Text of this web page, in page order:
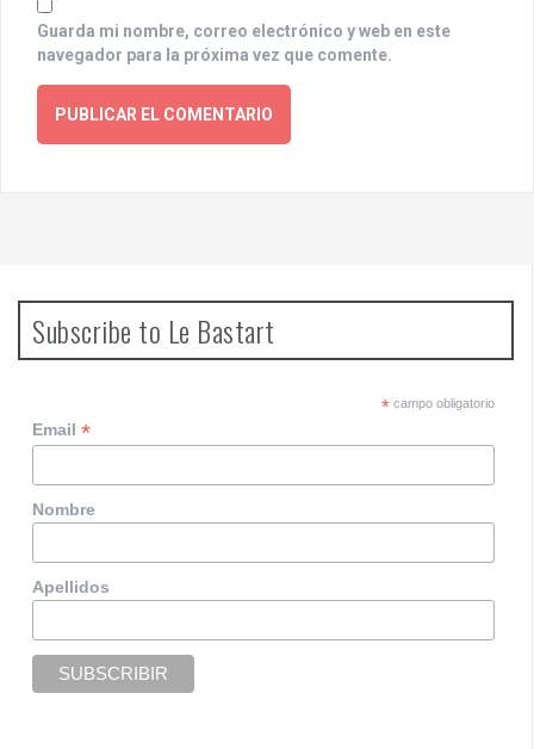
Guarda mi nombre, correo electrónico y web en este
navegador para la próxima vez que comente.
Subscribe to Le Bastart
*campo obligatorio
Email*
Nombre
Apellidos